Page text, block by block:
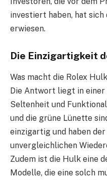
investiert haben, hat
erwiesen.
Die Einzigartigkeit
Was macht die Rolex
Die Antwort liegt in einer
Seltenheit und
und die grüne Lünette
einzigartig und haben
unvergleichlichen
Zudem ist die Hulk eine
Modelle, die eine solch